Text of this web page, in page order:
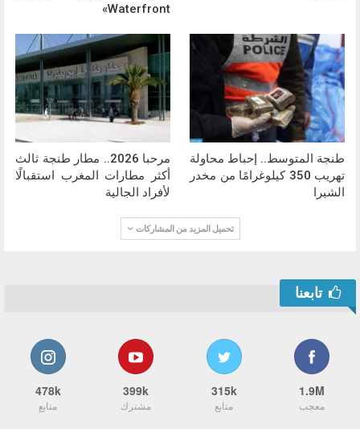
Waterfront»
طنجة المتوسط.. إحباط محاولة
تهريب 350 كيلوغرامًا من مخدر
الشيرا
مرحبا 2026.. مطار طنجة ثالث
أكثر مطارات المغرب استقبالًا
لأفراد الجالية
تحميل المزيد من المشاركات
تابعنا
1.9M
معجب
315k
متابع
399k
مشترك
478k
متابع